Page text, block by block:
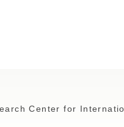
Center for